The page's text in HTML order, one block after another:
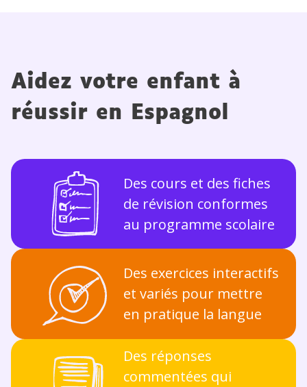
Aidez votre enfant à
réussir en Espagnol
Des cours et des fiches
de révision conformes
au programme scolaire
Des exercices interactifs
et variés pour mettre
en pratique la langue
Des réponses
commentées qui